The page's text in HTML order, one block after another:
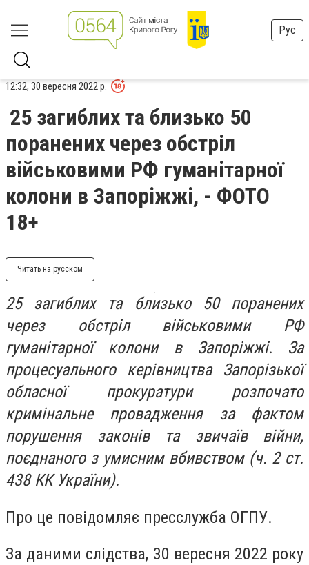
Рус
12:32, 30 вересня 2022 р.
25 загиблих та близько 50
поранених через обстріл
військовими РФ гуманітарної
колони в Запоріжжі, - ФОТО
18+
Читать на русском
25 загиблих та близько 50 поранених
через обстріл військовими РФ
гуманітарної колони в Запоріжжі. За
процесуального керівництва Запорізької
обласної прокуратури розпочато
кримінальне провадження за фактом
порушення законів та звичаїв війни,
поєднаного з умисним вбивством (ч. 2 ст.
438 КК України).
Про це повідомляє пресслужба ОГПУ.
За даними слідства, 30 вересня 2022 року